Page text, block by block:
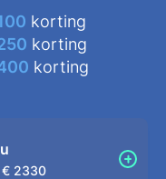
korting
korting
korting
€ 2330